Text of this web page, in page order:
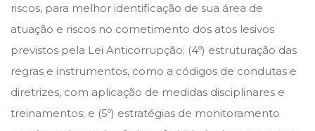
riscos, para melhor identificação de sua área de
atuação e riscos no cometimento dos atos lesivos
previstos pela Lei Anticorrupção; (4º) estruturação das
regras e instrumentos, como a códigos de condutas e
diretrizes, com aplicação de medidas disciplinares e
treinamentos; e (5º) estratégias de monitoramento